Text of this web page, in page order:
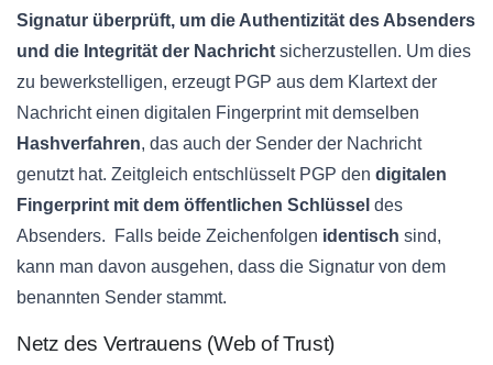
Signatur überprüft, um die Authentizität des Absenders
und die Integrität der Nachricht sicherzustellen. Um dies
zu bewerkstelligen, erzeugt PGP aus dem Klartext der
Nachricht einen digitalen Fingerprint mit demselben
Hashverfahren, das auch der Sender der Nachricht
genutzt hat. Zeitgleich entschlüsselt PGP den digitalen
Fingerprint mit dem öffentlichen Schlüssel des
Absenders. Falls beide Zeichenfolgen identisch sind,
kann man davon ausgehen, dass die Signatur von dem
benannten Sender stammt.
Netz des Vertrauens (Web of Trust)